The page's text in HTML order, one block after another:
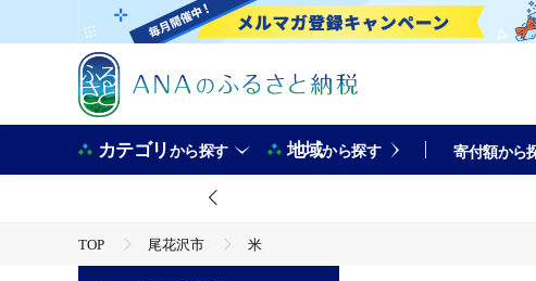
カテゴリから探す 地域から探す 寄付額から
TOP 尾花沢市 米